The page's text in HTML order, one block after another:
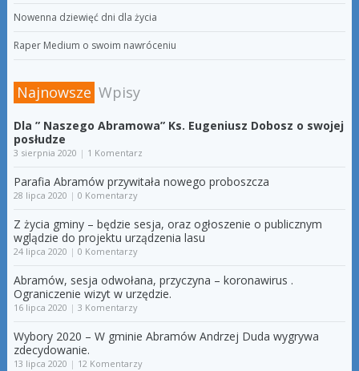
Nowenna dziewięć dni dla życia
Raper Medium o swoim nawróceniu
Najnowsze Wpisy
Dla ” Naszego Abramowa” Ks. Eugeniusz Dobosz o swojej
posłudze
3 sierpnia 2020 | 1 Komentarz
Parafia Abramów przywitała nowego proboszcza
28 lipca 2020 | 0 Komentarzy
Z życia gminy – będzie sesja, oraz ogłoszenie o publicznym
wglądzie do projektu urządzenia lasu
24 lipca 2020 | 0 Komentarzy
Abramów, sesja odwołana, przyczyna – koronawirus .
Ograniczenie wizyt w urzędzie.
16 lipca 2020 | 3 Komentarzy
Wybory 2020 – W gminie Abramów Andrzej Duda wygrywa
zdecydowanie.
13 lipca 2020 | 12 Komentarzy